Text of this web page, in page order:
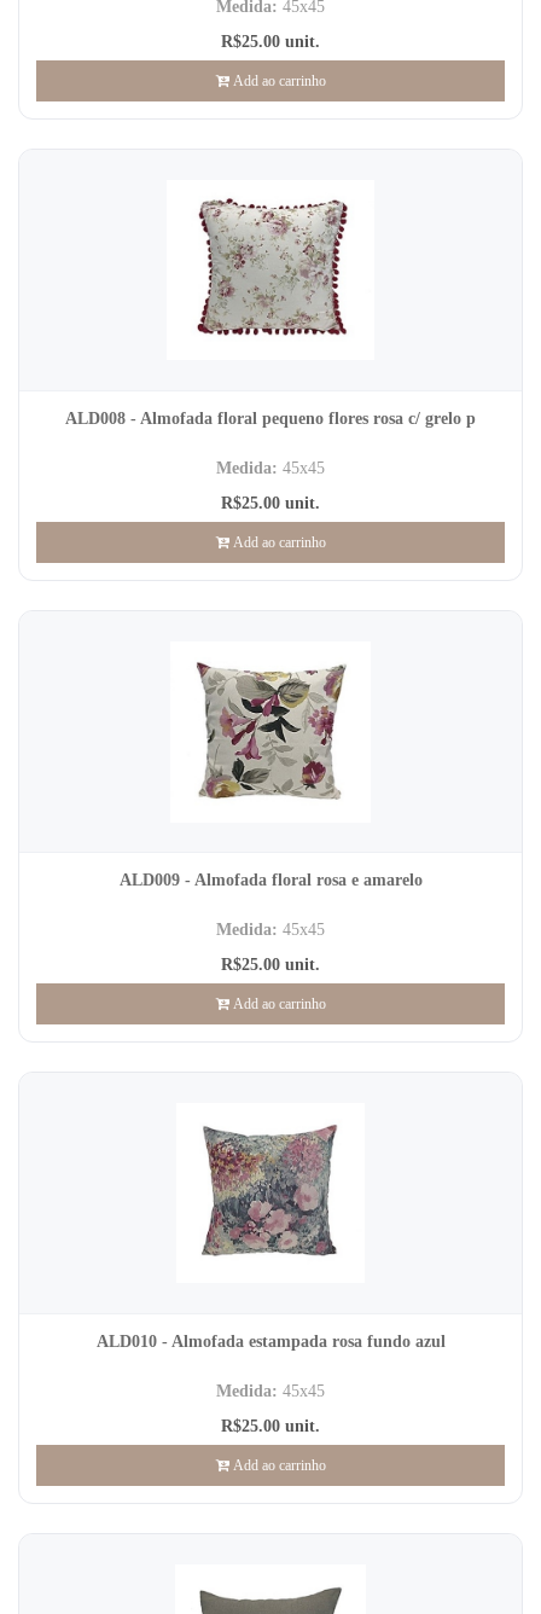
Medida: 45x45
R$25.00 unit.
Add ao carrinho
ALD008 - Almofada floral pequeno flores rosa c/ grelo p
Medida: 45x45
R$25.00 unit.
Add ao carrinho
ALD009 - Almofada floral rosa e amarelo
Medida: 45x45
R$25.00 unit.
Add ao carrinho
ALD010 - Almofada estampada rosa fundo azul
Medida: 45x45
R$25.00 unit.
Add ao carrinho